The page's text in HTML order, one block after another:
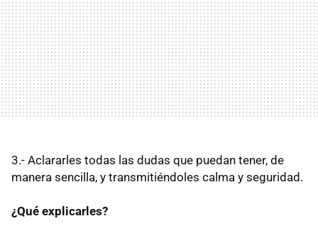
3.- Aclararles todas las dudas que puedan tener, de
manera sencilla, y transmitiéndoles calma y seguridad.
¿Qué explicarles?